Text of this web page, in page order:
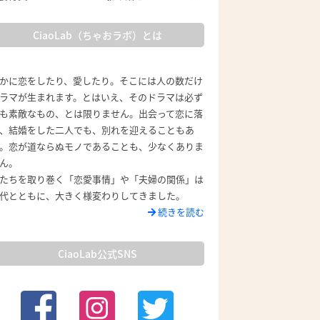
CiaoLab（ちゃおラボ）とは
に恋をしたり、愛したり。そこには人の数だけ
マが生まれます。とはいえ、そのドラマは必ず
素敵なもの、とは限りません。出会って恋に落
結婚をした二人でも、別れを迎えることもあ
恋が道ならぬモノであることも、少なくありま
。
ちを取り巻く「恋愛事情」や「夫婦の関係」は
とともに、大きく様変わりしてきました。
続きを読む
CiaoLab公式SNS